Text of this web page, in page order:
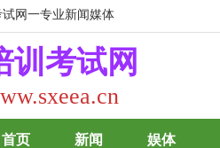
网一专业新闻媒体
训考试网
首页 新闻 娱体